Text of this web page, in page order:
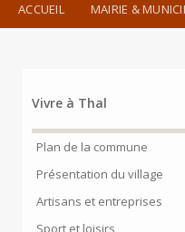
ACCUEIL MAIRIE &
Vivre à Thal
Plan de la commune
Présentation du village
Artisans et entreprises
Sport et loisirs